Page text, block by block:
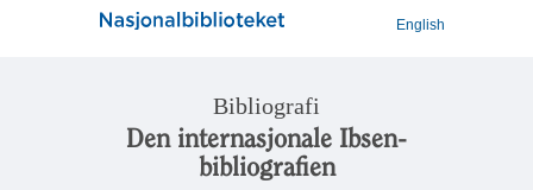
English
Bibliografi
Den internasjonale Ibsen-
bibliografien